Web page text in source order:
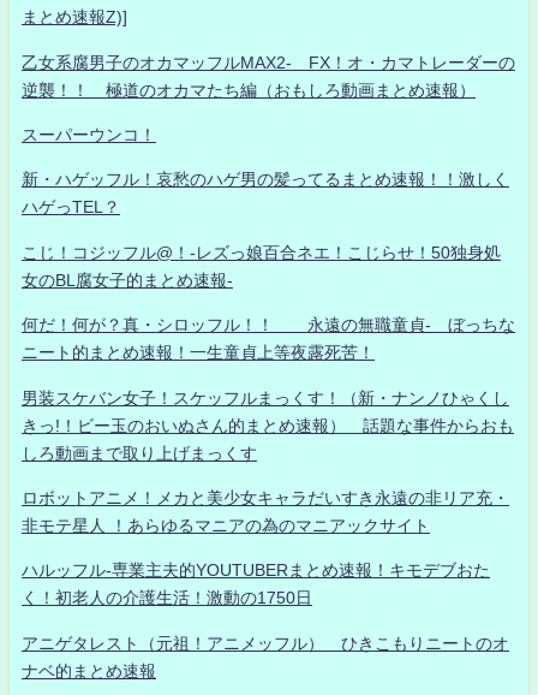
まとめ速報Z)]
乙女系腐男子のオカマッフルMAX2- FX！オ・カマトレーダーの
逆襲！！ 極道のオカマたち編（おもしろ動画まとめ速報）
スーパーウンコ！
新・ハゲッフル！哀愁のハゲ男の髪ってるまとめ速報！！激しく
ハゲっTEL？
こじ！コジッフル@！-レズっ娘百合ネエ！こじらせ！50独身処
女のBL腐女子的まとめ速報-
何だ！何が？真・シロッフル！！ 永遠の無職童貞- ぼっちな
ニート的まとめ速報！一生童貞上等夜露死苦！
男装スケバン女子！スケッフルまっくす！（新・ナンノひゃくし
きっ!！ビー玉のおいぬさん的まとめ速報） 話題な事件からおも
しろ動画まで取り上げまっくす
ロボットアニメ！メカと美少女キャラだいすき永遠の非リア充・
非モテ星人 ！あらゆるマニアの為のマニアックサイト
ハルッフル-専業主夫的YOUTUBERまとめ速報！キモデブおた
く！初老人の介護生活！激動の1750日
アニゲタレスト（元祖！アニメッフル） ひきこもりニートのオ
ナベ的まとめ速報